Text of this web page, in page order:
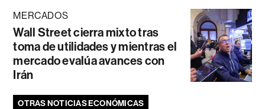
MERCADOS
Wall Street cierra mixto tras
toma de utilidades y mientras el
mercado evalúa avances con
Irán
OTRAS NOTICIAS ECONÓMICAS